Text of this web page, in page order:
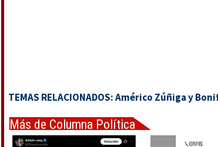
TEMAS RELACIONADOS:Américo Zúñiga y
Más de Columna Política
Express